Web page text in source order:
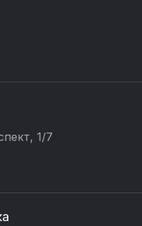
1/7